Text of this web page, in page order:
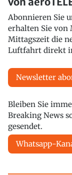
Abonnieren Sie
erhalten Sie von
Mittagszeit die
Luftfahrt direkt
Newsletter
Bleiben Sie
Breaking News
gesendet.
Whatsapp-